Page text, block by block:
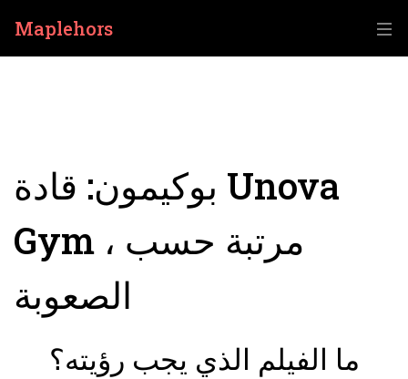
Maplehors
بوكيمون: قادة Unova
Gym ، مرتبة حسب
الصعوبة
ما الفيلم الذي يجب رؤيته؟